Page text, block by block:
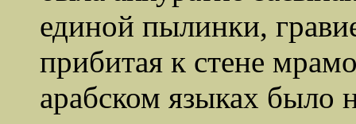
единой пылинки,
прибитая к стене
арабском языках было